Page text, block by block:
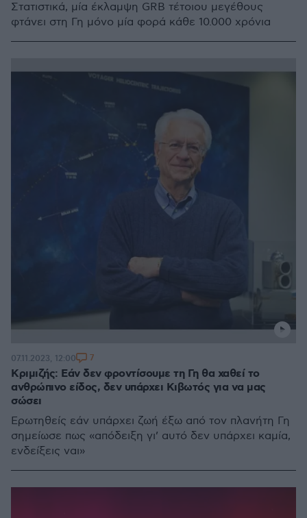
Στατιστικά, μία έκλαμψη GRB τέτοιου μεγέθους
φτάνει στη Γη μόνο μία φορά κάθε 10.000 χρόνια
Κριμιζής: Εάν δεν φροντίσουμε τη Γη θα χαθεί το
ανθρώπινο είδος, δεν υπάρχει Κιβωτός για να μας
σώσει
Ερωτηθείς εάν υπάρχει ζωή έξω από τον πλανήτη Γη
σημείωσε πως «απόδειξη γι’ αυτό δεν υπάρχει καμία,
ενδείξεις ναι»
07.11.2023, 12:00 7